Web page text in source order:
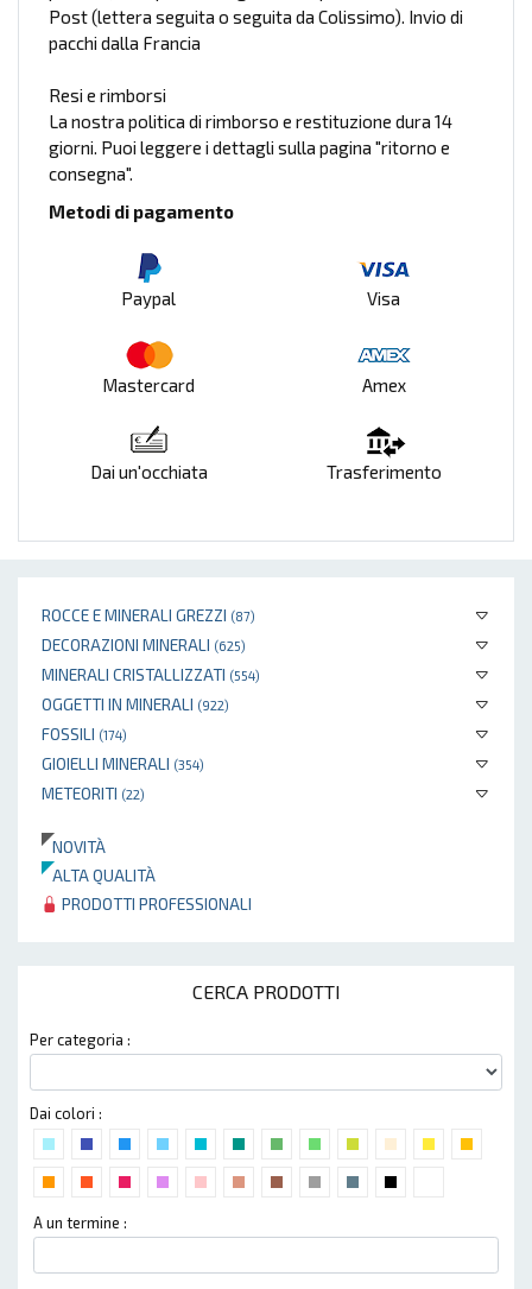
ROCCE E MINERALI GREZZI (87)
DECORAZIONI MINERALI (625)
MINERALI CRISTALLIZZATI (554)
OGGETTI IN MINERALI (922)
FOSSILI (174)
GIOIELLI MINERALI (354)
METEORITI (22)
NOVITÀ
ALTA QUALITÀ
PRODOTTI PROFESSIONALI
CERCA PRODOTTI
Per categoria :
Dai colori :
A un termine :
Post (lettera seguita o seguita da Colissimo). Invio di
pacchi dalla Francia
Resi e rimborsi
La nostra politica di rimborso e restituzione dura 14
giorni. Puoi leggere i dettagli sulla pagina "ritorno e
consegna".
Metodi di pagamento
Paypal Visa
Mastercard Amex
Dai un'occhiata Trasferimento